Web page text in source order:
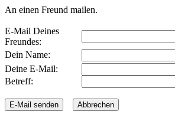
An einen Freund mailen.
E-Mail Deines
Freundes:
Dein Name:
Deine E-Mail:
Betreff: